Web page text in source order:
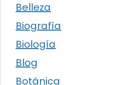
Belleza
Biografía
Biología
Blog
Botánica